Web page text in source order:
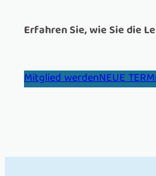
Erfahren Sie, wie Sie die
Mitglied werdenNEUE